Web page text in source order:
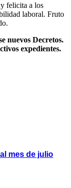
felicita a los
laboral. Fruto
nuevos Decretos.
expedientes.
mes de julio